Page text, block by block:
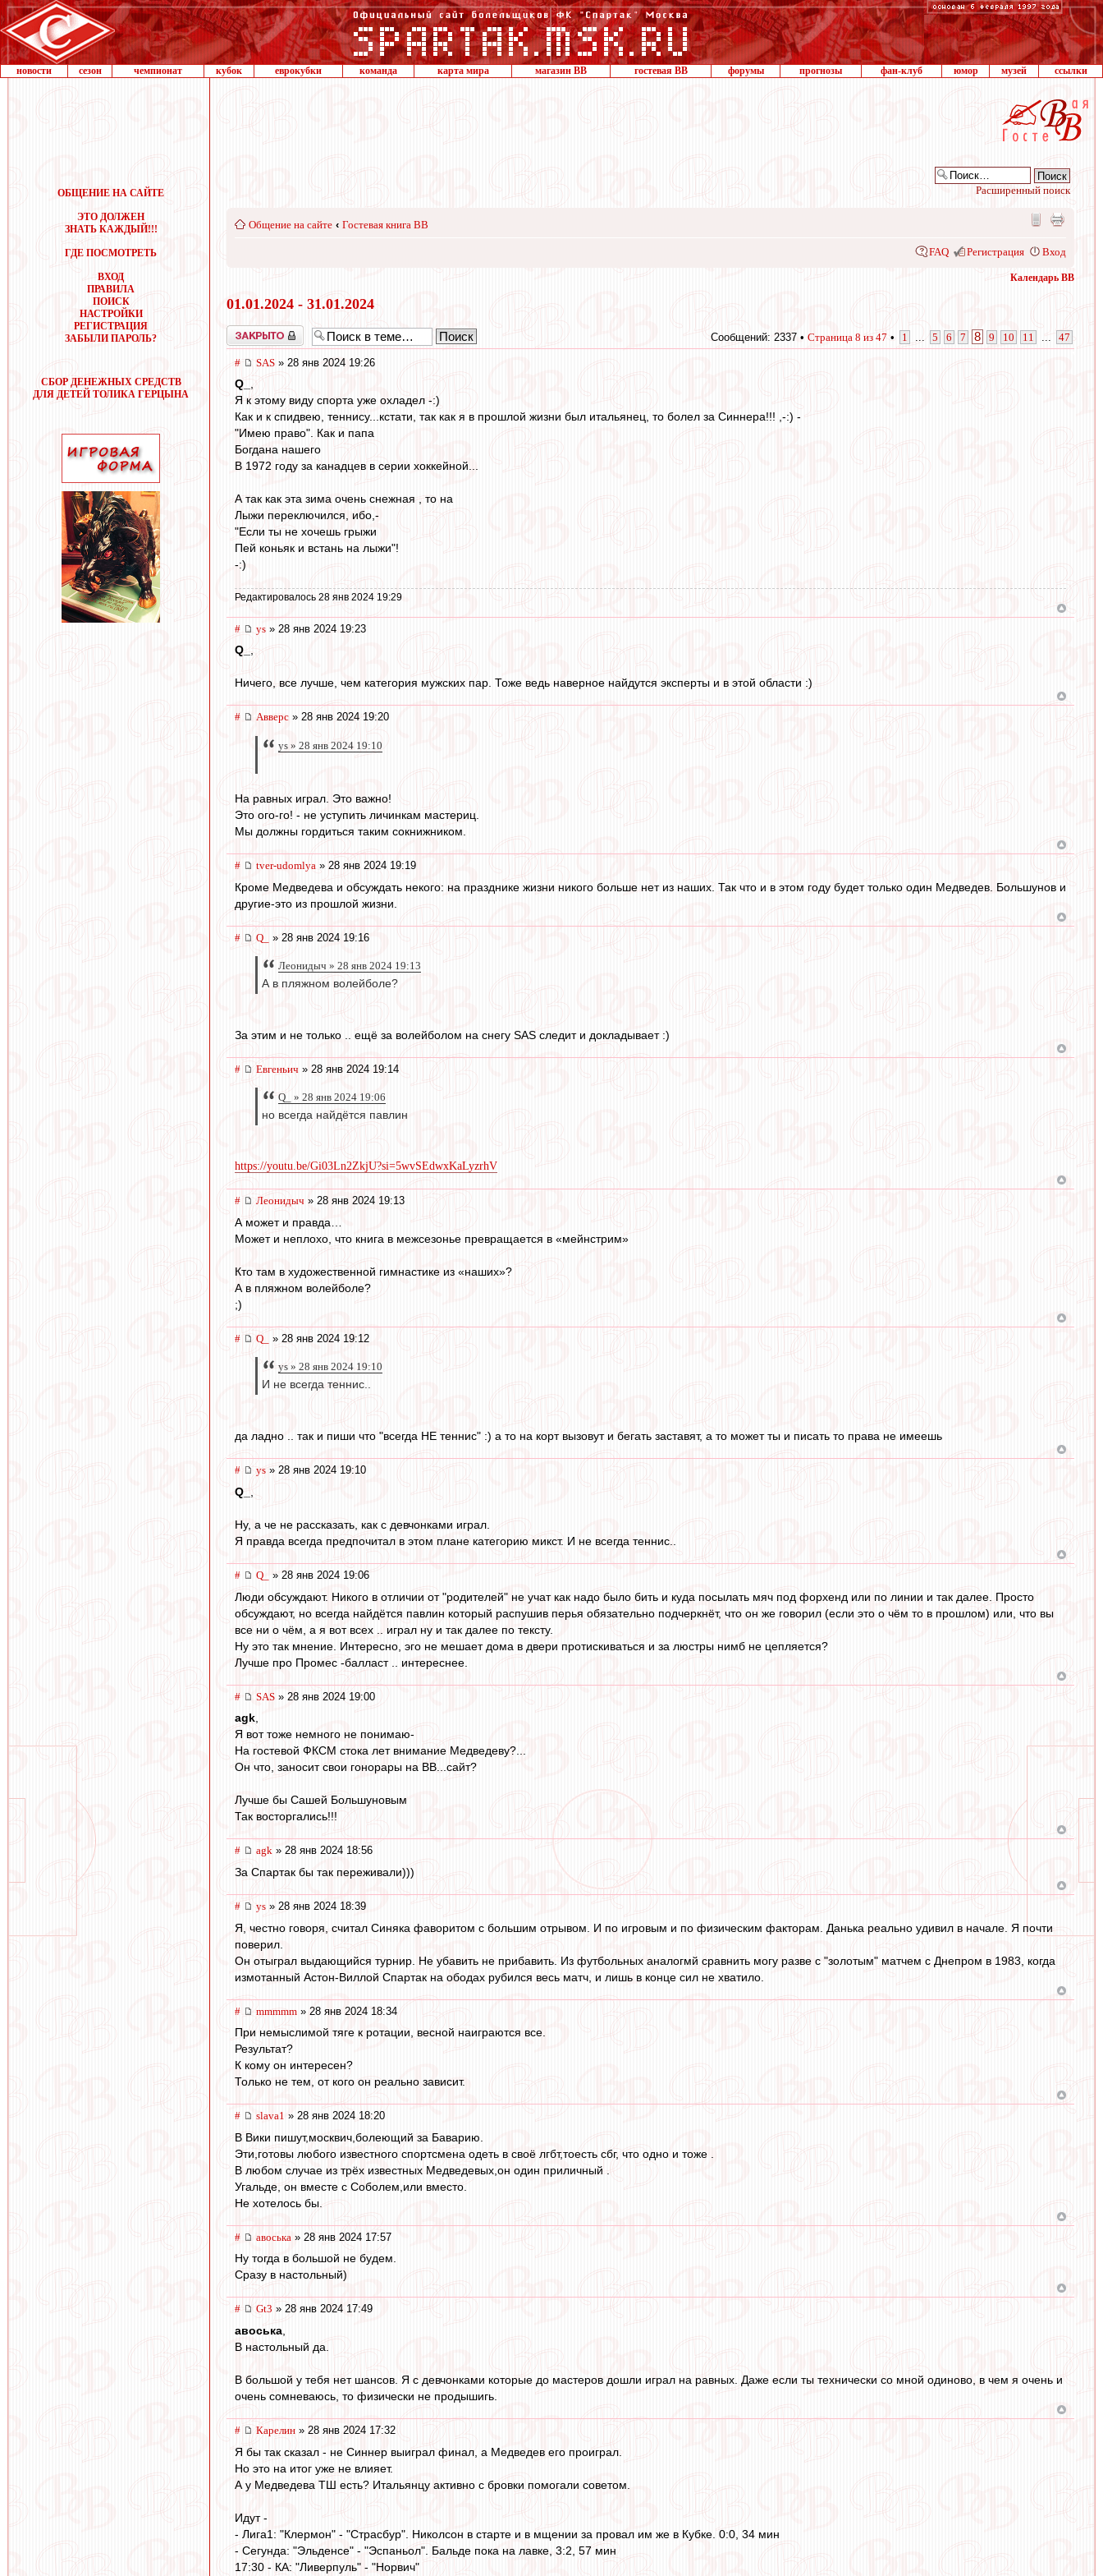
новости сезон чемпионат кубок еврокубки команда карта мира магазин ВВ гостевая ВВ форумы прогнозы фан-клуб юмор музей ссылки
ОБЩЕНИЕ НА САЙТЕ
ЭТО ДОЛЖЕН
ЗНАТЬ КАЖДЫЙ!!!
ГДЕ ПОСМОТРЕТЬ
ВХОД
ПРАВИЛА
ПОИСК
НАСТРОЙКИ
РЕГИСТРАЦИЯ
ЗАБЫЛИ ПАРОЛЬ?
СБОР ДЕНЕЖНЫХ СРЕДСТВ
ДЛЯ ДЕТЕЙ ТОЛИКА ГЕРЦЫНА
Расширенный поиск
Общение на сайте ‹ Гостевая книга ВВ
FAQ Регистрация Вход
Календарь ВВ
01.01.2024 - 31.01.2024
Закрыто Сообщений: 2337 • Страница 8 из 47 • 1 5 6 7 8 9 10 11 47
# SAS » 28 янв 2024 19:26
Q_ ,
Я к этому виду спорта уже охладел -:)
Как и к спидвею, теннису...кстати, так как я в прошлой жизни был итальянец, то болел за Синнера!!! ,-:) -
"Имею право". Как и папа
Богдана нашего
В 1972 году за канадцев в серии хоккейной...
А так как эта зима очень снежная , то на
Лыжи переключился, ибо,-
"Если ты не хочешь грыжи
Пей коньяк и встань на лыжи"!
-:)
Редактировалось 28 янв 2024 19:29
# ys » 28 янв 2024 19:23
Q_ ,
Ничего, все лучше, чем категория мужских пар. Тоже ведь наверное найдутся эксперты и в этой области :)
# Авверс » 28 янв 2024 19:20
ys » 28 янв 2024 19:10
На равных играл. Это важно!
Это ого-го! - не уступить личинкам мастериц.
Мы должны гордиться таким сокнижником.
# tver-udomlya » 28 янв 2024 19:19
Кроме Медведева и обсуждать некого: на празднике жизни никого больше нет из наших. Так что и в этом году будет только один Медведев. Большунов и
другие-это из прошлой жизни.
# Q_ » 28 янв 2024 19:16
Леонидыч » 28 янв 2024 19:13
А в пляжном волейболе?
За этим и не только .. ещё за волейболом на снегу SAS следит и докладывает :)
# Евгеньич » 28 янв 2024 19:14
Q_ » 28 янв 2024 19:06
но всегда найдётся павлин
https://youtu.be/Gi03Ln2ZkjU?si=5wvSEdwxKaLyzrhV
# Леонидыч » 28 янв 2024 19:13
А может и правда…
Может и неплохо, что книга в межсезонье превращается в «мейнстрим»
Кто там в художественной гимнастике из «наших»?
А в пляжном волейболе?
;)
# Q_ » 28 янв 2024 19:12
ys » 28 янв 2024 19:10
И не всегда теннис..
да ладно .. так и пиши что "всегда НЕ теннис" :) а то на корт вызовут и бегать заставят, а то может ты и писать то права не имеешь
# ys » 28 янв 2024 19:10
Q_
Ну, а че не рассказать, как с девчонками играл.
Я правда всегда предпочитал в этом плане категорию микст. И не всегда теннис..
# Q_ » 28 янв 2024 19:06
Люди обсуждают. Никого в отличии от "родителей" не учат как надо было бить и куда посылать мяч под форхенд или по линии и так далее. Просто
обсуждают, но всегда найдётся павлин который распушив перья обязательно подчеркнёт, что он же говорил (если это о чём то в прошлом) или, что вы
все ни о чём, а я вот всех .. играл ну и так далее по тексту.
Ну это так мнение. Интересно, эго не мешает дома в двери протискиваться и за люстры нимб не цепляется?
Лучше про Промес -балласт .. интереснее.
# SAS » 28 янв 2024 19:00
agk,
Я вот тоже немного не понимаю-
На гостевой ФКСМ стока лет внимание Медведеву?...
Он что, заносит свои гонорары на ВВ...сайт?
Лучше бы Сашей Большуновым
Так восторгались!!!
# agk » 28 янв 2024 18:56
За Спартак бы так переживали)))
# ys » 28 янв 2024 18:39
Я, честно говоря, считал Синяка фаворитом с большим отрывом. И по игровым и по физическим факторам. Данька реально удивил в начале. Я почти
поверил.
Он отыграл выдающийся турнир. Не убавить не прибавить. Из футбольных аналогмй сравнить могу разве с "золотым" матчем с Днепром в 1983, когда
измотанный Астон-Виллой Спартак на ободах рубился весь матч, и лишь в конце сил не хватило.
# mmmmm » 28 янв 2024 18:34
При немыслимой тяге к ротации, весной наиграются все.
Результат?
К кому он интересен?
Только не тем, от кого он реально зависит.
# slava1 » 28 янв 2024 18:20
В Вики пишут,москвич,болеющий за Баварию.
Эти,готовы любого известного спортсмена одеть в своё лгбт,тоесть сбг, что одно и тоже .
В любом случае из трёх известных Медведевых,он один приличный .
Угальде, он вместе с Соболем,или вместо.
Не хотелось бы.
# авоська » 28 янв 2024 17:57
Ну тогда в большой не будем.
Сразу в настольный)
# Gt3 » 28 янв 2024 17:49
авоська
В настольный да.
В большой у тебя нет шансов. Я с девчонками которые до мастеров дошли играл на равных. Даже если ты технически со мной одиново, в чем я очень и
очень сомневаюсь, то физически не продышигь.
# Карелин » 28 янв 2024 17:32
Я бы так сказал - не Синнер выиграл финал, а Медведев его проиграл.
Но это на итог уже не влияет.
А у Медведева ТШ есть? Итальянцу активно с бровки помогали советом.
Идут -
- Лига1: "Клермон" - "Страсбур". Николсон в старте и в мщении за провал им же в Кубке. 0:0, 34 мин
- Сегунда: "Эльденсе" - "Эспаньол". Бальде пока на лавке, 3:2, 57 мин
17:30 - КА: "Ливерпуль" - "Норвич"